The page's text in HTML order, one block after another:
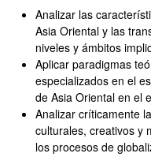
Analizar las
Asia Oriental y las
niveles y ámbitos
Aplicar paradigmas
especializados en el
de Asia Oriental en el
Analizar críticamente
culturales, creativos y
los procesos de